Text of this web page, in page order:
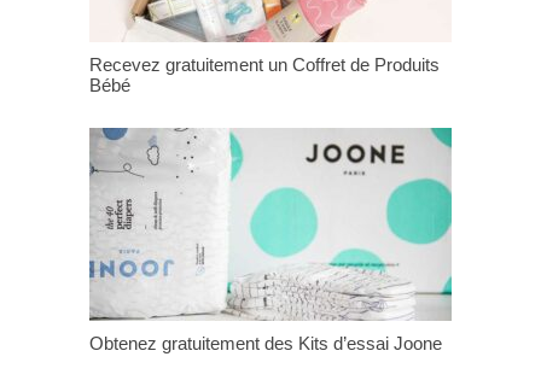
Recevez gratuitement un Coffret de Produits
Bébé
Obtenez gratuitement des Kits d’essai Joone